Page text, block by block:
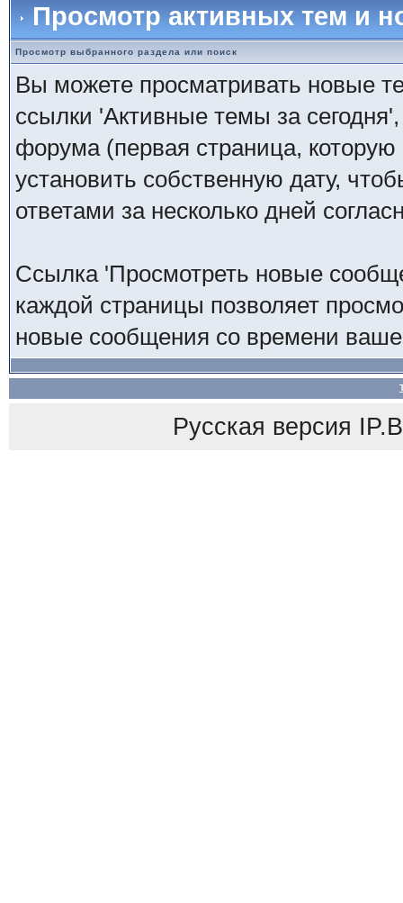
Просмотр активных тем и
Просмотр выбранного раздела или поиск
Вы можете просматривать новые
ссылки 'Активные темы за
форума (первая страница,
установить собственную дату,
ответами за несколько дней
Ссылка 'Просмотреть новые
каждой страницы позволяет
новые сообщения со времени
Русская версия